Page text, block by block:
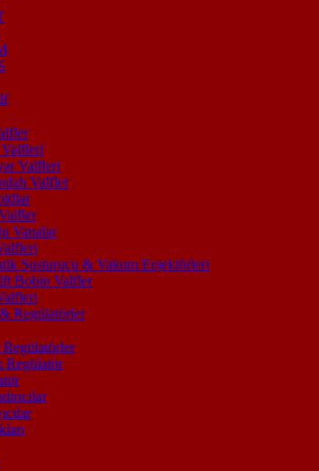
Valfleri
Valfler
Vanalar
Susturucu & Vakum Enjektörleri
Bobin Valfler
& Regülatörler
Regülatör